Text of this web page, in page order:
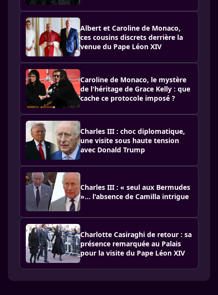
Albert et Caroline de Monaco,
ces cousins discrets derrière la
venue du Pape Léon XIV
Caroline de Monaco, le mystère
de l'héritage de Grace Kelly : que
cache ce protocole imposé ?
Charles III : choc diplomatique,
une visite sous haute tension
avec Donald Trump
Charles III : « seul aux Bermudes
»… l'absence de Camilla intrigue
Charlotte Casiraghi de retour : sa
présence remarquée au Palais
pour la visite du Pape Léon XIV